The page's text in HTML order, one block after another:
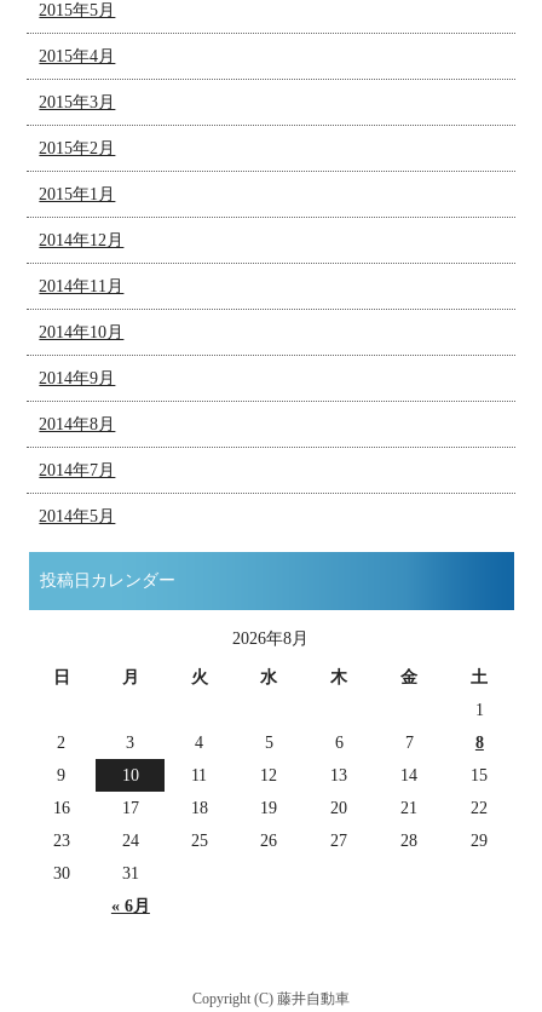
2015年5月
2015年4月
2015年3月
2015年2月
2015年1月
2014年12月
2014年11月
2014年10月
2014年9月
2014年8月
2014年7月
2014年5月
投稿日カレンダー
2026年8月
日 月 火 水 木 金 土
« 6月
1
2
3 4 5 6 7
8
9
10 11 12 13 14
15
16
17 18 19 20 21
22
23
24 25 26 27 28
29
30
31
Copyright (C) 藤井自動車